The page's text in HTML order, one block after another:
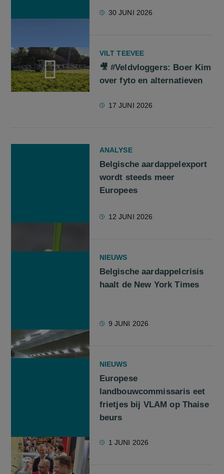
30 JUNI 2026
VILT TEEVEE
🎥 #Veldvloggers: Boer Kim
over fyto en alternatieven
17 JUNI 2026
ANALYSE
Belgische aardappelexport
wordt steeds meer
Europees
12 JUNI 2026
NIEUWS
Belgische aardappelcrisis
haalt de New York Times
9 JUNI 2026
NIEUWS
Europese
landbouwcommissaris eet
frietjes bij VLAM op Thaise
beurs
1 JUNI 2026